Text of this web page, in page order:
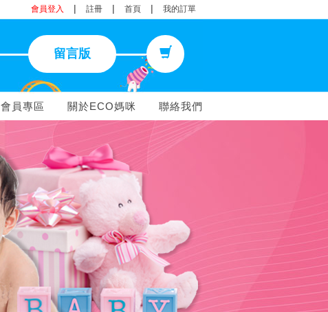
會員登入 | 註冊 | 首頁 | 我的訂單
留言版
會員專區 關於ECO媽咪 聯絡我們